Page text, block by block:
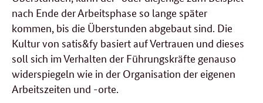
nach Ende der Arbeitsphase so lange später
kommen, bis die Überstunden abgebaut sind. Die
Kultur von satis&fy basiert auf Vertrauen und dieses
soll sich im Verhalten der Führungskräfte genauso
widerspiegeln wie in der Organisation der eigenen
Arbeitszeiten und -orte.